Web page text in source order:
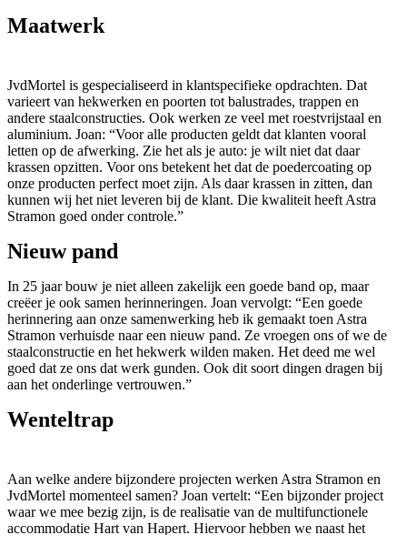
Maatwerk
JvdMortel is gespecialiseerd in klantspecifieke opdrachten. Dat
varieert van hekwerken en poorten tot balustrades, trappen en
andere staalconstructies. Ook werken ze veel met roestvrijstaal en
aluminium. Joan: “Voor alle producten geldt dat klanten vooral
letten op de afwerking. Zie het als je auto: je wilt niet dat daar
krassen opzitten. Voor ons betekent het dat de poedercoating op
onze producten perfect moet zijn. Als daar krassen in zitten, dan
kunnen wij het niet leveren bij de klant. Die kwaliteit heeft Astra
Stramon goed onder controle.”
Nieuw pand
In 25 jaar bouw je niet alleen zakelijk een goede band op, maar
creëer je ook samen herinneringen. Joan vervolgt: “Een goede
herinnering aan onze samenwerking heb ik gemaakt toen Astra
Stramon verhuisde naar een nieuw pand. Ze vroegen ons of we de
staalconstructie en het hekwerk wilden maken. Het deed me wel
goed dat ze ons dat werk gunden. Ook dit soort dingen dragen bij
aan het onderlinge vertrouwen.”
Wenteltrap
Aan welke andere bijzondere projecten werken Astra Stramon en
JvdMortel momenteel samen? Joan vertelt: “Een bijzonder project
waar we mee bezig zijn, is de realisatie van de multifunctionele
accommodatie Hart van Hapert. Hiervoor hebben we naast het